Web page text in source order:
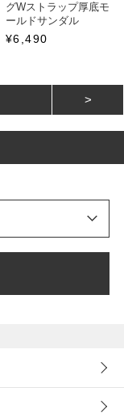
グWストラップ厚底モ
ールドサンダル
¥6,490
>